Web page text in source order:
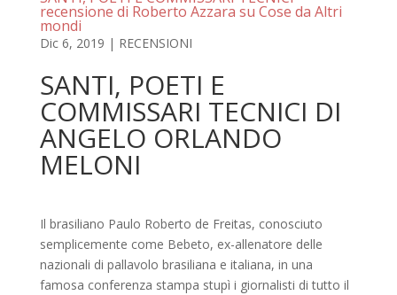
recensione di Roberto Azzara su Cose da Altri
mondi
Dic 6, 2019 | RECENSIONI
SANTI, POETI E
COMMISSARI TECNICI DI
ANGELO ORLANDO
MELONI
Il brasiliano Paulo Roberto de Freitas, conosciuto
semplicemente come Bebeto, ex-allenatore delle
nazionali di pallavolo brasiliana e italiana, in una
famosa conferenza stampa stupì i giornalisti di tutto il